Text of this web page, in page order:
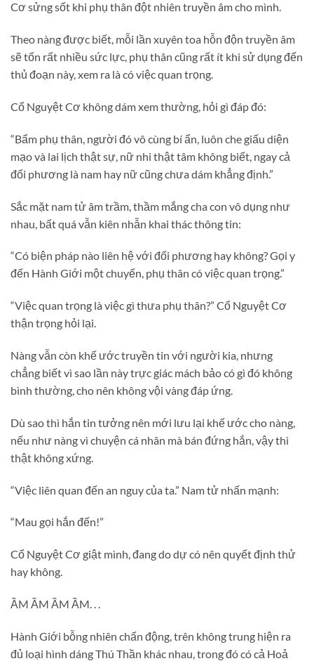
Cơ sửng sốt khi phụ thân đột nhiên truyền âm cho mình.
Theo nàng được biết, mỗi lần xuyên toa hỗn độn truyền âm
sẽ tốn rất nhiều sức lực, phụ thân cũng rất ít khi sử dụng đến
thủ đoạn này, xem ra là có việc quan trọng.
Cổ Nguyệt Cơ không dám xem thường, hỏi gì đáp đó:
“Bẩm phụ thân, người đó vô cùng bí ẩn, luôn che giấu diện
mạo và lai lịch thật sự, nữ nhi thật tâm không biết, ngay cả
đối phương là nam hay nữ cũng chưa dám khẳng định.”
Sắc mặt nam tử âm trầm, thầm mắng cha con vô dụng như
nhau, bất quá vẫn kiên nhẫn khai thác thông tin:
“Có biện pháp nào liên hệ với đối phương hay không? Gọi y
đến Hành Giới một chuyến, phụ thân có việc quan trọng.”
“Việc quan trọng là việc gì thưa phụ thân?” Cổ Nguyệt Cơ
thận trọng hỏi lại.
Nàng vẫn còn khế ước truyền tin với người kia, nhưng
chẳng biết vì sao lần này trực giác mách bảo có gì đó không
bình thường, cho nên không vội vàng đáp ứng.
Dù sao thì hắn tin tưởng nên mới lưu lại khế ước cho nàng,
nếu như nàng vì chuyện cá nhân mà bán đứng hắn, vậy thì
thật không xứng.
“Việc liên quan đến an nguy của ta.” Nam tử nhấn mạnh:
“Mau gọi hắn đến!”
Cổ Nguyệt Cơ giật mình, đang do dự có nên quyết định thử
hay không.
ẦM ẦM ẦM ẦM. . .
Hành Giới bỗng nhiên chấn động, trên không trung hiện ra
đủ loại hình dáng Thú Thần khác nhau, trong đó có cả Hoả